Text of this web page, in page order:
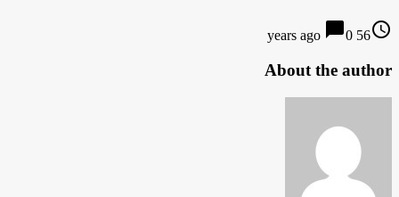
access_time
56 years ago
chat_bubble0
About the author